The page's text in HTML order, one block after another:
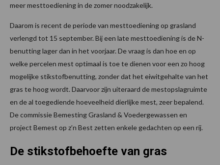
meer mesttoediening in de zomer noodzakelijk.
Daarom is recent de periode van mesttoediening op grasland
verlengd tot 15 september. Bij een late mesttoediening is de N-
benutting lager dan in het voorjaar. De vraag is dan hoe en op
welke percelen mest optimaal is toe te dienen voor een zo hoog
mogelijke stikstofbenutting, zonder dat het eiwitgehalte van het
gras te hoog wordt. Daarvoor zijn uiteraard de mestopslagruimte
en de al toegediende hoeveelheid dierlijke mest, zeer bepalend.
De commissie Bemesting Grasland & Voedergewassen en
project Bemest op z’n Best zetten enkele gedachten op een rij.
De stikstofbehoefte van gras